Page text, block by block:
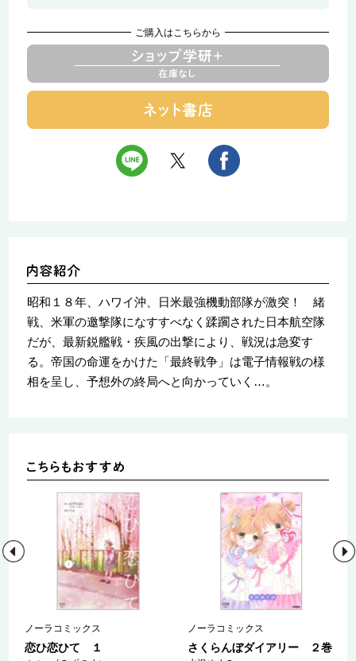
ご購入はこちらから
昭和１８年、ハワイ沖、日米最強機動部隊が激突！ 緒
戦、米軍の邀撃隊になすすべなく蹂躙された日本航空隊
だが、最新鋭艦戦・疾風の出撃により、戦況は急変す
る。帝国の命運をかけた「最終戦争」は電子情報戦の様
相を呈し、予想外の終局へと向かっていく…。
ノーラコミックス
恋ひ恋ひて １
ノーラコミックス
さくらんぼダイアリー ２巻